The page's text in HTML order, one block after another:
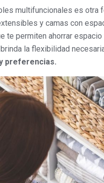
multifuncionales es otra
y camas con
te permiten ahorrar espacio
la flexibilidad
preferencias.